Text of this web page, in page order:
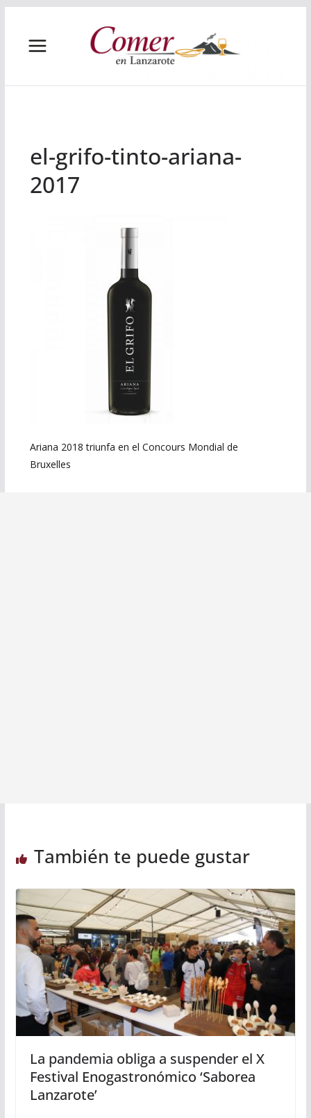
contenido
el-grifo-tinto-ariana-
2017
Ariana 2018 triunfa en el Concours Mondial de
Bruxelles
También te puede gustar
La pandemia obliga a suspender el X
Festival Enogastronómico ‘Saborea
Lanzarote’